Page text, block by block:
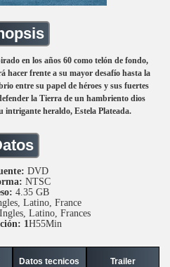
en los años 60 como telón de fondo,
hacer frente a su mayor desafío hasta la
entre su papel de héroes y sus fuertes
la Tierra de un hambriento dios
intrigante heraldo, Estela Plateada.
DVD
NTSC
4.35 GB
Latino, France
Ingles, Latino, Frances
1H55Min
Datos tecnicos Trailer